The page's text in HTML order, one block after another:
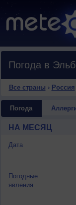
Погода в
Все страны › Россия
Погода
НА МЕСЯЦ
Дата
Погодные
явления